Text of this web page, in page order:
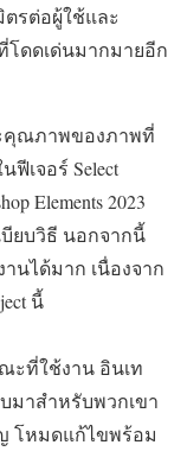
ตรต่อผู้ใช้และ
ดดเด่นมากมายอีก
คุณภาพของภาพที่
เจอร์ Select
Elements 2023
บียบวิธี นอกจากนี้
นได้มาก เนื่องจาก
นี้
ะที่ใช้งาน อินเท
มาสำหรับพวกเขา
โหมดแก้ไขพร้อม